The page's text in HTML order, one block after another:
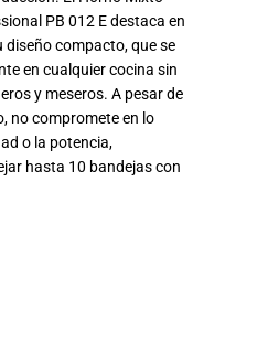
PB 012 E destaca en
diseño compacto, que se
en cualquier cocina sin
y meseros. A pesar de
no compromete en lo
o la potencia,
hasta 10 bandejas con